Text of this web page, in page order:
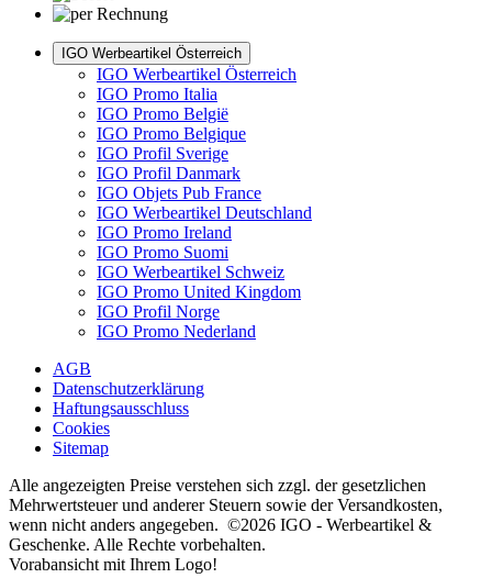
IGO Werbeartikel Österreich
IGO Werbeartikel Österreich
IGO Promo Italia
IGO Promo België
IGO Promo Belgique
IGO Profil Sverige
IGO Profil Danmark
IGO Objets Pub France
IGO Werbeartikel Deutschland
IGO Promo Ireland
IGO Promo Suomi
IGO Werbeartikel Schweiz
IGO Promo United Kingdom
IGO Profil Norge
IGO Promo Nederland
AGB
Datenschutzerklärung
Haftungsausschluss
Cookies
Sitemap
Alle angezeigten Preise verstehen sich zzgl. der gesetzlichen
Mehrwertsteuer und anderer Steuern sowie der Versandkosten,
wenn nicht anders angegeben. ©2026 IGO - Werbeartikel &
Geschenke. Alle Rechte vorbehalten.
Vorabansicht mit Ihrem Logo!